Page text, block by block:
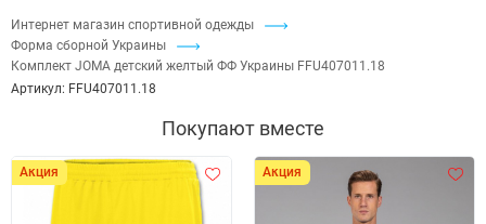
Интернет магазин спортивной одежды
Форма сборной Украины
Комплект JOMA детский желтый ФФ Украины FFU407011.18
Артикул: FFU407011.18
Покупают вместе
Акция Акция